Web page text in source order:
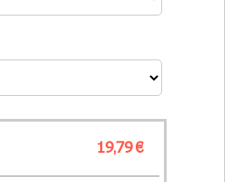
19,79 €